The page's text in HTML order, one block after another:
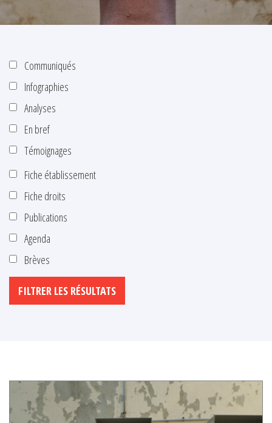
Communiqués
Infographies
Analyses
En bref
Témoignages
Fiche établissement
Fiche droits
Publications
Agenda
Brèves